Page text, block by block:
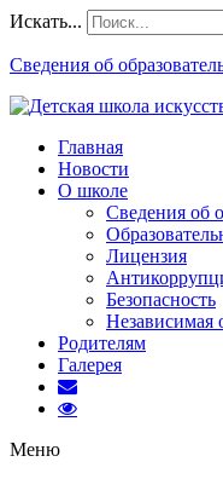
Искать...
Сведения об
Главная
Новости
О школе
Сведения об
Лицензия
Безопасность
Независимая
Родителям
Галерея
Меню